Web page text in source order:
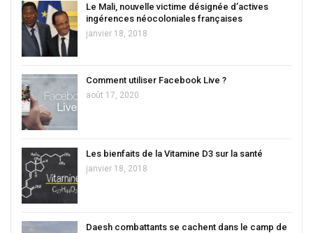
Le Mali, nouvelle victime désignée d’actives
ingérences néocoloniales françaises
janvier 18, 2018
Comment utiliser Facebook Live ?
août 17, 2020
Les bienfaits de la Vitamine D3 sur la santé
janvier 18, 2018
Daesh combattants se cachent dans le camp de